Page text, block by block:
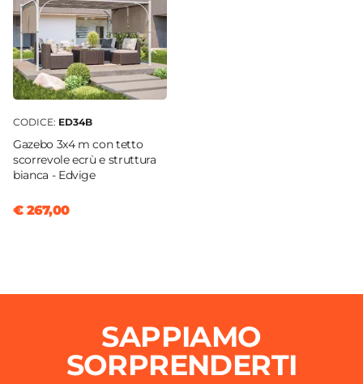
CODICE: ED34B
Gazebo 3x4 m con tetto
scorrevole ecrù e struttura
bianca - Edvige
€ 267,00
SAPPIAMO
SORPRENDERTI